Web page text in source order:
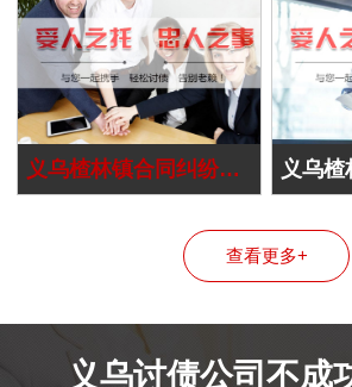
义乌楂林镇合同纠纷处理
查看更多+
义乌讨债公司不成